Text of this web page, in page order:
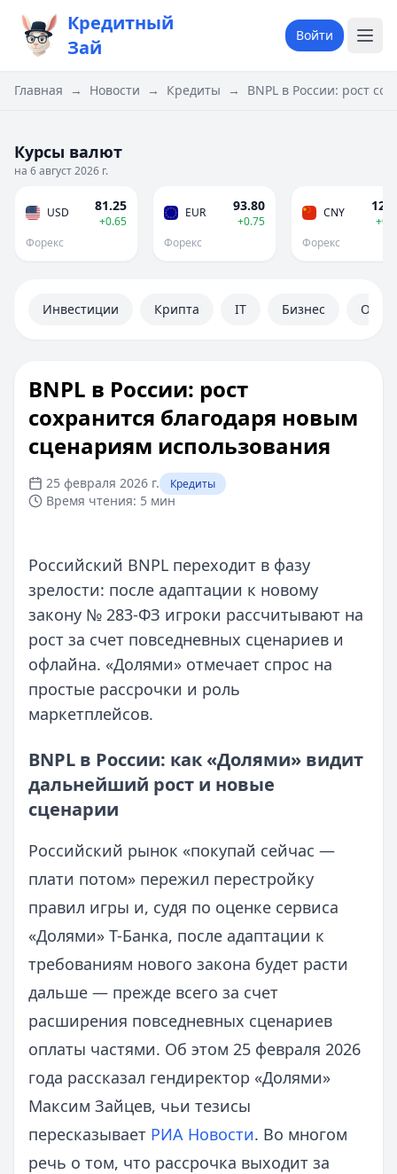
Кредитный
Зай
Войти
Главная → Новости → Кредиты → BNPL в России: рост
Курсы валют
на 6 август 2026 г.
USD 81.25
+0.65
Форекс
EUR 93.80
+0.75
Форекс
CNY
Форекс
Инвестиции Крипта IT Бизнес
BNPL в России: рост
сохранится благодаря новым
сценариям использования
25 февраля 2026 г. Кредиты
Время чтения: 5 мин
Российский BNPL переходит в фазу
зрелости: после адаптации к новому
закону № 283-ФЗ игроки рассчитывают на
рост за счет повседневных сценариев и
офлайна. «Долями» отмечает спрос на
простые рассрочки и роль
маркетплейсов.
BNPL в России: как «Долями» видит
дальнейший рост и новые
сценарии
Российский рынок «покупай сейчас —
плати потом» пережил перестройку
правил игры и, судя по оценке сервиса
«Долями» Т-Банка, после адаптации к
требованиям нового закона будет расти
дальше — прежде всего за счет
расширения повседневных сценариев
оплаты частями. Об этом 25 февраля 2026
года рассказал гендиректор «Долями»
Максим Зайцев, чьи тезисы
пересказывает РИА Новости. Во многом
речь о том, что рассрочка выходит за